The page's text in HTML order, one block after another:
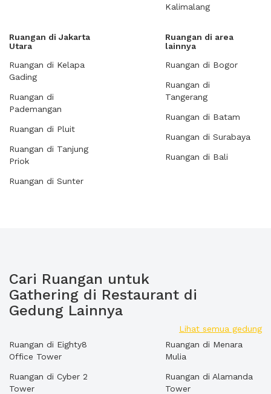
Kalimalang
Ruangan di Jakarta
Utara
Ruangan di Kelapa
Gading
Ruangan di
Pademangan
Ruangan di Pluit
Ruangan di Tanjung
Priok
Ruangan di Sunter
Ruangan di area
lainnya
Ruangan di Bogor
Ruangan di
Tangerang
Ruangan di Batam
Ruangan di Surabaya
Ruangan di Bali
Cari Ruangan untuk
Gathering di Restaurant di
Gedung Lainnya
Lihat semua gedung
Ruangan di Eighty8
Office Tower
Ruangan di Cyber 2
Tower
Ruangan di Menara
Mulia
Ruangan di Alamanda
Tower